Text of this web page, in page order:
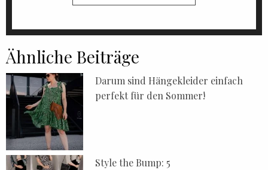
Ähnliche Beiträge
Darum sind Hängekleider einfach
perfekt für den Sommer!
Style the Bump: 5